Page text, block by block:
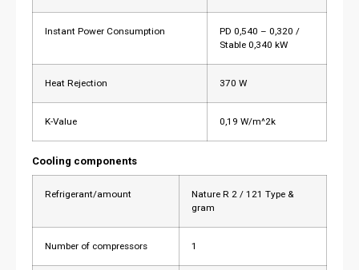
Instant Power Consumption
PD 0,540 – 0,320 /
Stable 0,340 kW
Heat Rejection 370 W
K-Value 0,19 W/m^2k
Cooling components
Refrigerant/amount
Nature R 2 / 121 Type &
gram
Number of compressors 1